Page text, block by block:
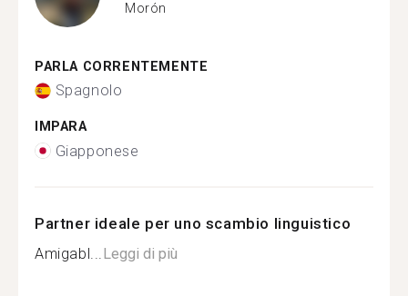
Morón
PARLA CORRENTEMENTE
Spagnolo
IMPARA
Giapponese
Partner ideale per uno scambio linguistico
Amigabl... Leggi di più